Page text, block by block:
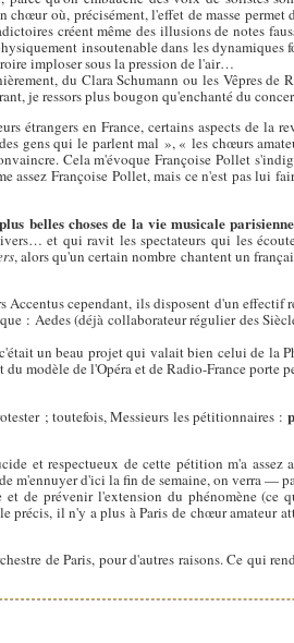
où, précisément, l'effet de masse
créent même des illusions de notes
insoutenable dans les dynamiques
imploser sous la pression de l'air…
du Clara Schumann ou les Vêpres
je ressors plus bougon qu'enchanté du
étrangers en France, certains aspects de la
gens qui le parlent mal », « les chœurs
Cela m'évoque Françoise Pollet
Françoise Pollet, mais ce n'est pas lui
belles choses de la vie musicale parisienne
et qui ravit les spectateurs qui les
, alors qu'un certain nombre chantent un
cependant, ils disposent d'un effectif
: Aedes (déjà collaborateur régulier des
un beau projet qui valait bien celui de la
modèle de l'Opéra et de Radio-France porte
; toutefois, Messieurs les pétitionnaires :
et respectueux de cette pétition m'a assez
m'ennuyer d'ici la fin de semaine, on verra —
de prévenir l'extension du phénomène (ce
précis, il n'y a plus à Paris de chœur amateur
de Paris, pour d'autres raisons. Ce qui